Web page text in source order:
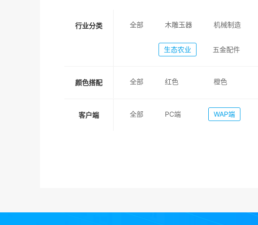
行业分类 全部 木雕玉器 机械制造
生态农业 五金配件
颜色搭配 全部 红色 橙色
客户端 全部 PC端 WAP端